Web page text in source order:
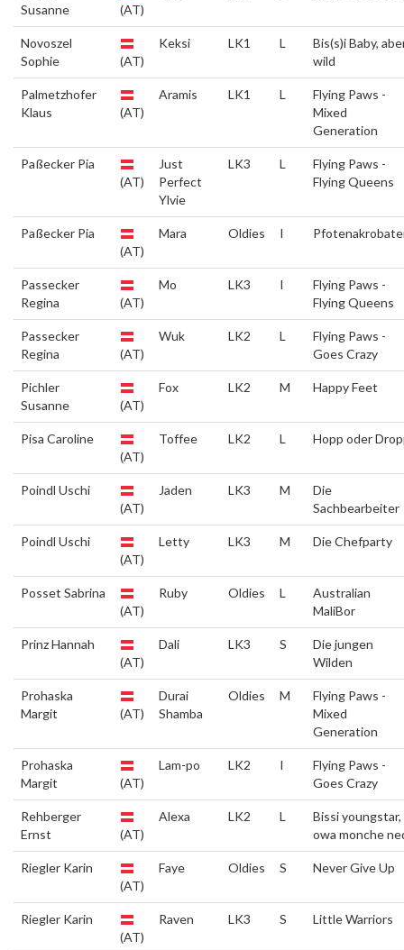
Susanne
(AT)
Novoszel
Sophie
(AT)
Keksi LK1 L
Bis(s)i Baby,
wild
Palmetzhofer
Klaus
(AT)
Aramis LK1 L
Flying Paws -
Mixed
Generation
Paßecker Pia
(AT)
Just
Perfect
Ylvie
LK3 L
Flying Paws -
Flying Queens
Paßecker Pia
(AT)
Mara Oldies I
Passecker
Regina
(AT)
Mo LK3 I
Flying Paws -
Flying Queens
Passecker
Regina
(AT)
Wuk LK2 L
Flying Paws -
Goes Crazy
Pichler
Susanne
(AT)
Fox LK2 M Happy Feet
Pisa Caroline
(AT)
Toffee LK2 L Hopp oder
Poindl Uschi
(AT)
Jaden LK3 M
Die
Sachbearbeiter
Poindl Uschi
(AT)
Letty LK3 M Die Chefparty
Posset Sabrina
(AT)
Ruby Oldies L
Australian
MaliBor
Prinz Hannah
(AT)
Dali LK3 S
Die jungen
Wilden
Prohaska
Margit
(AT)
Durai
Shamba
Oldies M
Flying Paws -
Mixed
Generation
Prohaska
Margit
(AT)
Lam-po LK2 I
Flying Paws -
Goes Crazy
Rehberger
Ernst
(AT)
Alexa LK2 L
Bissi youngstar,
owa monche
Riegler Karin
(AT)
Faye Oldies S Never Give Up
Riegler Karin
(AT)
Raven LK3 S Little Warriors